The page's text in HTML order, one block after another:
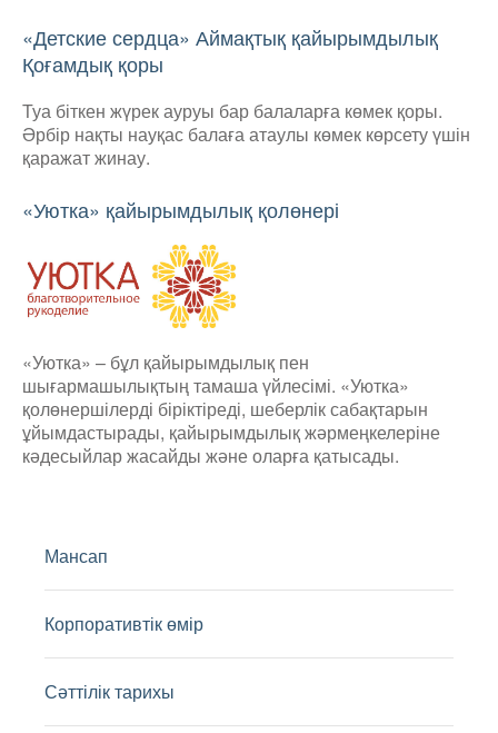
«Детские сердца» Аймақтық қайырымдылық
Қоғамдық қоры
Туа біткен жүрек ауруы бар балаларға көмек қоры.
Әрбір нақты науқас балаға атаулы көмек көрсету үшін
қаражат жинау.
«Уютка» қайырымдылық қолөнері
«Уютка» – бұл қайырымдылық пен
шығармашылықтың тамаша үйлесімі. «Уютка»
қолөнершілерді біріктіреді, шеберлік сабақтарын
ұйымдастырады, қайырымдылық жәрмеңкелеріне
кәдесыйлар жасайды және оларға қатысады.
Мансап
Корпоративтік өмір
Сәттілік тарихы